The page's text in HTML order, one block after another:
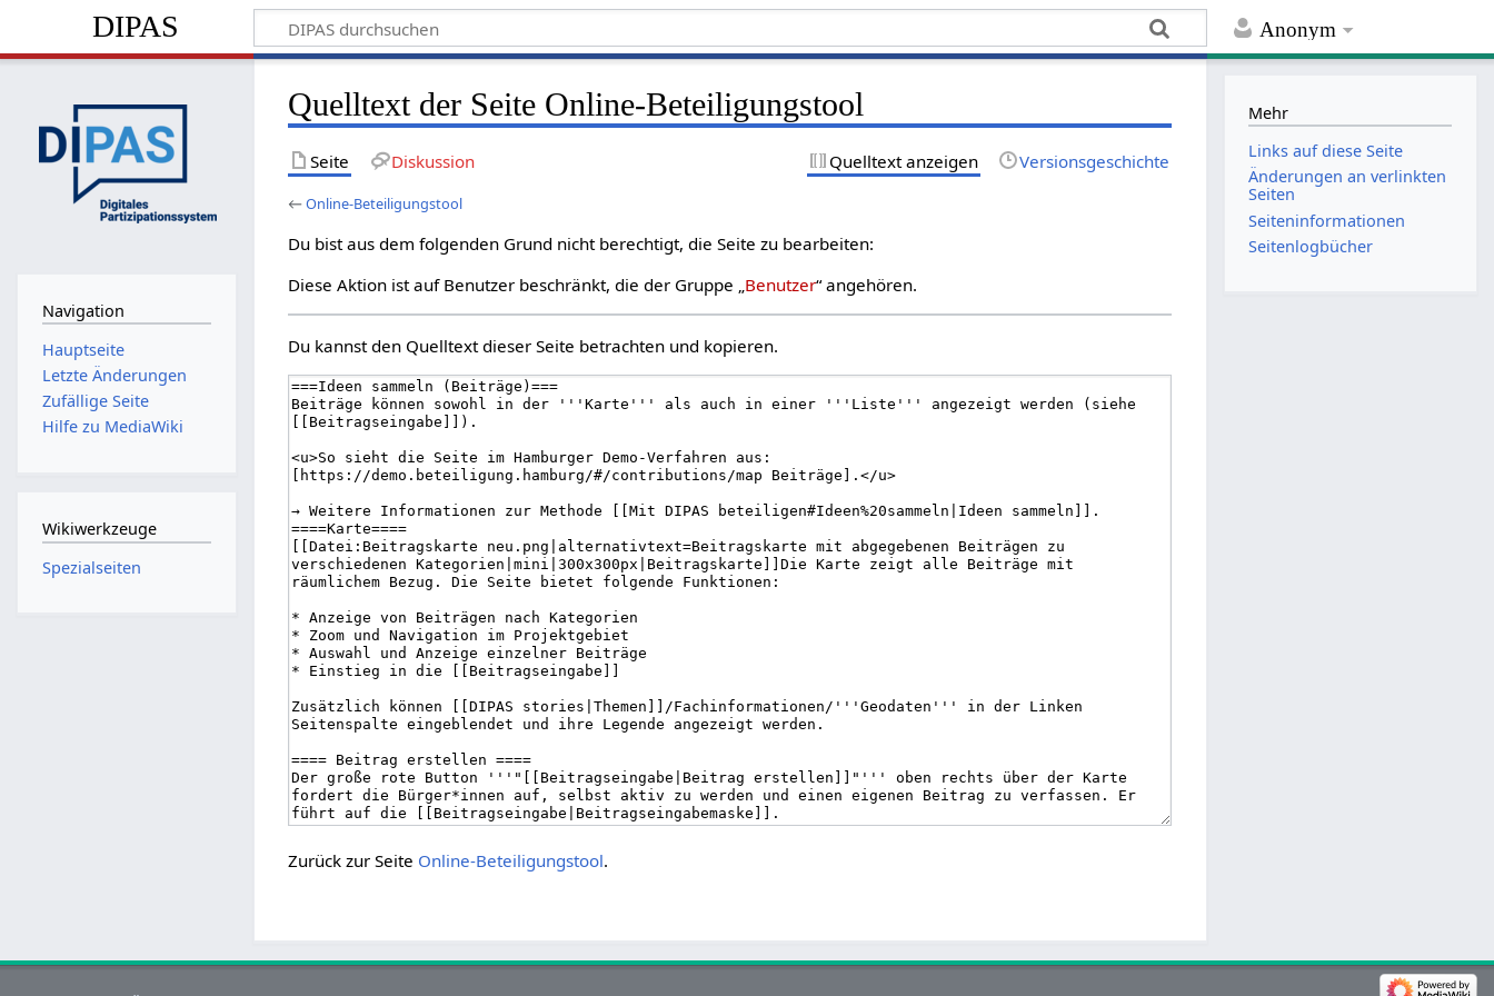
Anonym
DIPAS
Quelltext der Seite Online-Beteiligungstool
Seite Diskussion Quelltext anzeigen Versionsgeschichte
←Online-Beteiligungstool
Du bist aus dem folgenden Grund nicht berechtigt, die Seite zu bearbeiten:
Diese Aktion ist auf Benutzer beschränkt, die der Gruppe „Benutzer“ angehören.
Du kannst den Quelltext dieser Seite betrachten und kopieren.
Zurück zur Seite Online-Beteiligungstool.
Navigation
Hauptseite
Letzte Änderungen
Zufällige Seite
Hilfe zu MediaWiki
Wikiwerkzeuge
Spezialseiten
Mehr
Links auf diese Seite
Änderungen an verlinkten
Seiten
Seiten­informationen
Seitenlogbücher